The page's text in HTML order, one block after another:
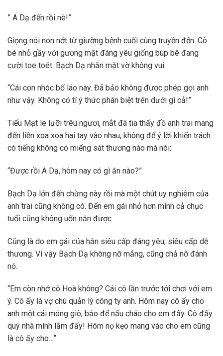
” A Dạ đến rồi nè!”
Giọng nói non nớt từ giường bệnh cuối cùng truyền đến. Cô
bé nhỏ gầy với gương mặt đáng yêu giống búp bê đang
cười toe toét. Bạch Dạ nhăn mặt vờ không vui.
“Cái con nhóc bố láo này. Đã bảo không được phép gọi anh
như vậy. Không có tí ý thức phân biệt trên dưới gì cả!”
Tiếu Mạt le lưỡi trêu ngươi, mắt đã tia thấy đồ anh trai mang
đến liền xoa xoa hai tay vào nhau, không để ý lời khiển trách
có tiếng không có miếng sát thương nào mà nói:
“Được rồi A Dạ, hôm nay có gì ăn nào?”
Bạch Dạ lớn đến chừng này rồi mà một chút uy nghiêm của
anh trai cũng không có. Đến em gái nhỏ hơn mình cả chục
tuổi cũng không uốn nắn được.
Cũng là do em gái của hắn siêu cấp đáng yêu, siêu cấp dễ
thương. Vì vậy Bạch Dạ không nỡ mắng, cũng chả nỡ đánh
nó.
“Em còn nhớ cô Hoà không? Cái cô lần trước tới chơi với em
ý. Cô ấy là vợ chú quản lý công ty anh. Hôm nay cô ấy cho
anh một cái móng giò, bảo để nấu cháo cho em đấy. Cô đấy
quý nhà mình lắm đấy! Hôm nọ kẹo mang vào cho em cũng
là cô ấy cho…”